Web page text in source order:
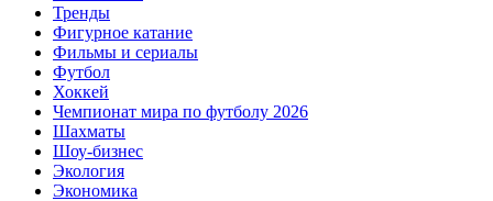
Тренды
Фигурное катание
Фильмы и сериалы
Футбол
Хоккей
Чемпионат мира по футболу 2026
Шахматы
Шоу-бизнес
Экология
Экономика